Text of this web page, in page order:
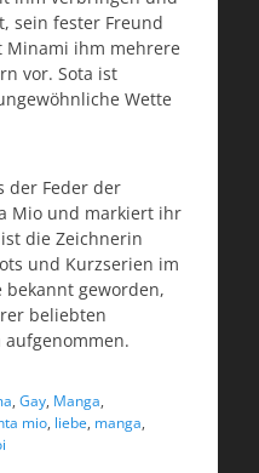
sein fester Freund
Minami ihm mehrere
vor. Sota ist
Wette
der Feder der
Mio und markiert ihr
die Zeichnerin
und Kurzserien im
bekannt geworden,
beliebten
aufgenommen.
, Gay, Manga,
mio, liebe, manga,